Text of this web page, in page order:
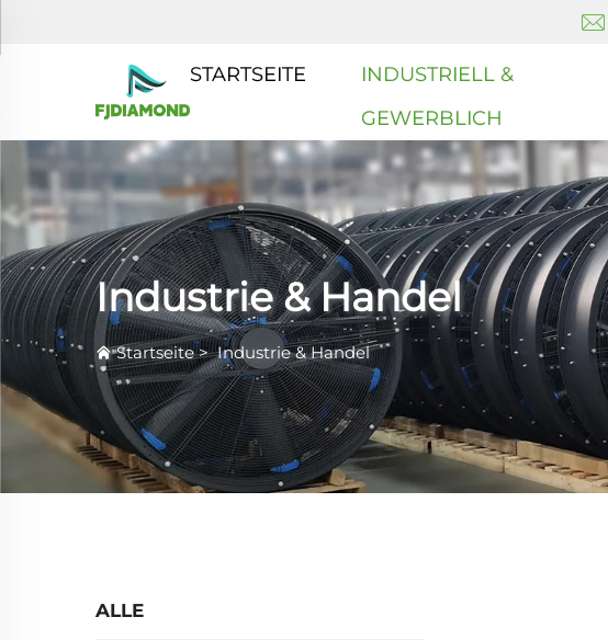
STARTSEITE
INDUSTRIELL &
GEWERBLICH
Industrie & Handel
Startseite>Industrie & Handel
ALLE